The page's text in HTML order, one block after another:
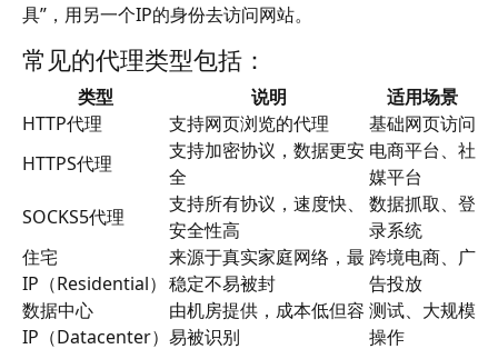
具”，用另一个IP的身份去访问网站。
常见的代理类型包括：
类型 说明
适用场景
HTTP代理
支持网页浏览的代理
基础网页访问
HTTPS代理
支持加密协议，数据更安
全
电商平台、社
媒平台
SOCKS5代理
支持所有协议，速度快、
安全性高
数据抓取、登
录系统
住宅
IP（Residential）
来源于真实家庭网络，最
稳定不易被封
跨境电商、广
告投放
数据中心
IP（Datacenter）
由机房提供，成本低但容
易被识别
测试、大规模
操作